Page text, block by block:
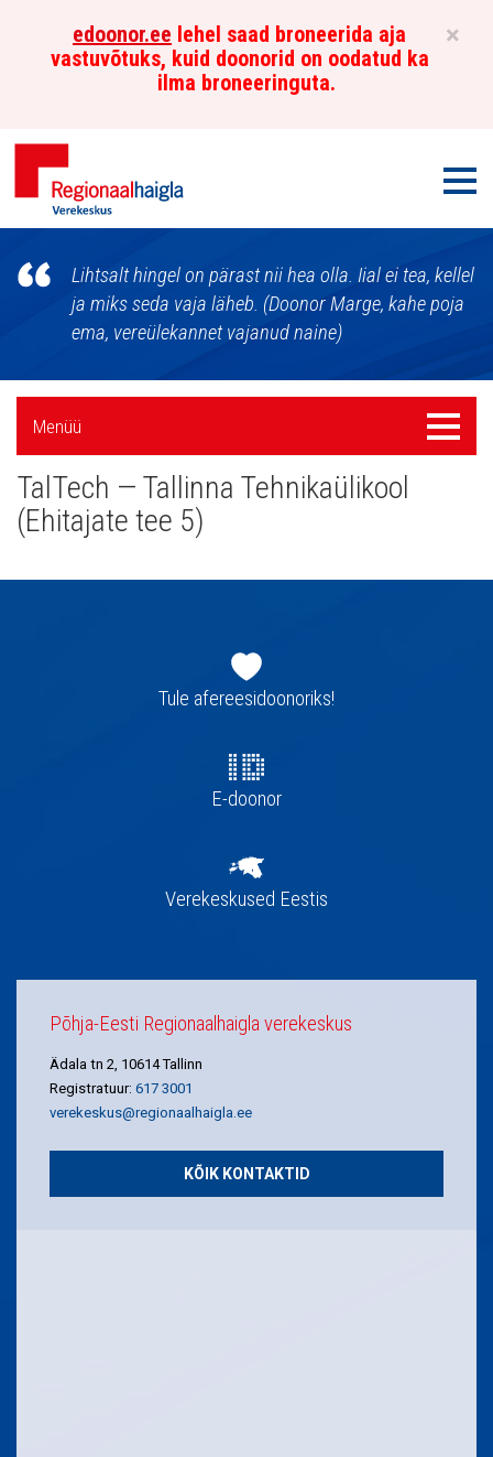
×
edoonor.ee lehel saad broneerida aja
vastuvõtuks, kuid doonorid on oodatud ka
ilma broneeringuta.
Põhja-
Eesti
Regionaalhaigla
Verekeskus
Lihtsalt hingel on pärast nii hea olla. Iial ei tea, kellel
ja miks seda vaja läheb. (Doonor Marge, kahe poja
ema, vereülekannet vajanud naine)
Külgpaani
navigatsioon
Menüü
Menüü
TalTech — Tallinna Tehnikaülikool
(Ehitajate tee 5)
navigatsioonTule afereesidoonoriks!
E-doonor
Verekeskused Eestis
Põhja-Eesti Regionaalhaigla verekeskus
Ädala tn 2, 10614 Tallinn
Registratuur: 617 3001
verekeskus@regionaalhaigla.ee
KÕIK KONTAKTID